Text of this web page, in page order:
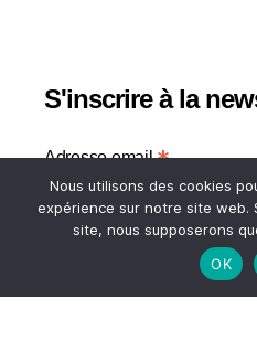
S'inscrire à la
Adresse email*
Votre adresse email
Nous utilisons des cookies
expérience sur notre site web.
site, nous supposerons
OK